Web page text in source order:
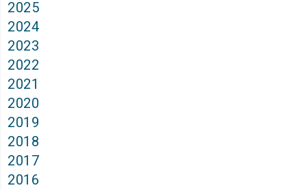
2025
2024
2023
2022
2021
2020
2019
2018
2017
2016